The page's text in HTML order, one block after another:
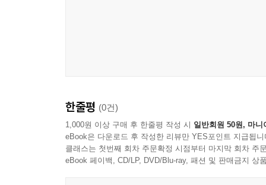
한줄평 (0건)
1,000원 이상 구매 후 한줄평 작성 시 일반회원 50원, 마니
eBook은 다운로드 후 작성한 리뷰만 YES포인트 지급됩니
클래스는 첫번째 회차 주문확정 시점부터 마지막 회차 주
eBook 페이백, CD/LP, DVD/Blu-ray, 패션 및 판매금지 상